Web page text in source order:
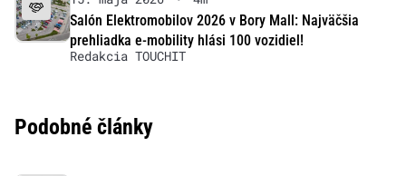
Salón Elektromobilov 2026 v Bory Mall: Najväčšia
prehliadka e-mobility hlási 100 vozidiel!
Redakcia TOUCHIT
Podobné články